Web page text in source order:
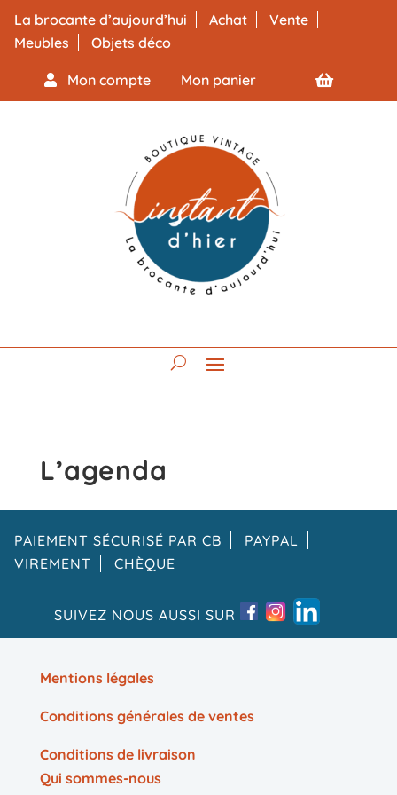
La brocante d’aujourd’hui Achat
Vente
Meubles
Objets déco
Mon compte Mon panier
L’agenda
PAIEMENT SÉCURISÉ PAR CB
PAYPAL
VIREMENT
CHÈQUE
SUIVEZ NOUS AUSSI SUR
Mentions légales
Conditions générales de ventes
Conditions de livraison
Qui sommes-nous